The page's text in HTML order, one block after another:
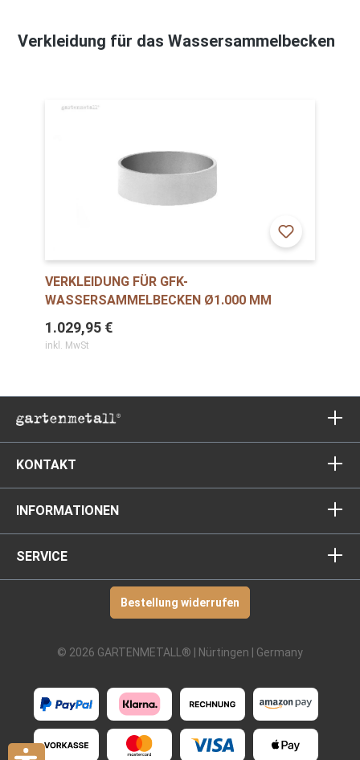
Verkleidung für das Wassersammelbecken
VERKLEIDUNG FÜR GFK-
WASSERSAMMELBECKEN Ø1.000 MM
1.029,95 €
inkl. MwSt
KONTAKT
INFORMATIONEN
SERVICE
Bestellung widerrufen
© 2026 GARTENMETALL® | Nürtingen | Germany